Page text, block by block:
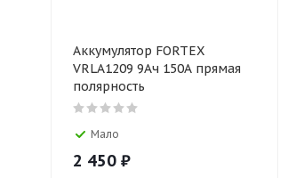
Аккумулятор FORTEX
VRLA1209 9Ач 150А прямая
полярность
Мало
2 450 ₽